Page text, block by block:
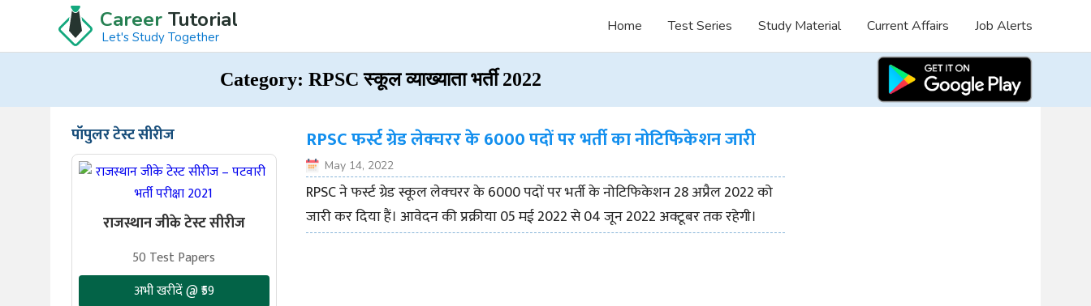
Career Tutorial
Let's Study Together
Home Test Series Study Material Current Affairs Job Alerts
Category: RPSC स्कूल व्याख्याता भर्ती 2022
पॉपुलर टेस्ट सीरीज
राजस्थान जीके टेस्ट सीरीज
50 Test Papers
अभी खरीदें @ ₹59
RPSC फर्स्ट ग्रेड लेक्चरर के 6000 पदों पर भर्ती का नोटिफिकेशन जारी
May 14, 2022
RPSC ने फर्स्ट ग्रेड स्कूल लेक्चरर के 6000 पदों पर भर्ती के नोटिफिकेशन 28 अप्रैल 2022 को
जारी कर दिया हैं। आवेदन की प्रक्रीया 05 मई 2022 से 04 जून 2022 अक्टूबर तक रहेगी।